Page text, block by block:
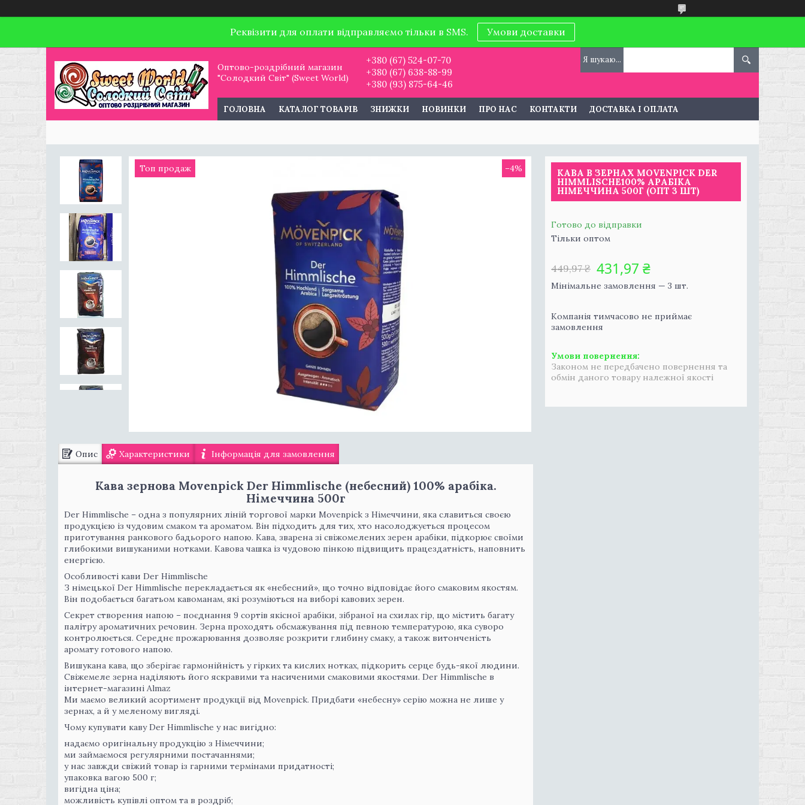
Реквізити для оплати відправляємо тільки в SMS. Умови доставки
Оптово-роздрібний магазин
"Солодкий Світ" (Sweet World)
+380 (67) 524-07-70
+380 (67) 638-88-99
+380 (93) 875-64-46
ГОЛОВНА КАТАЛОГ ТОВАРІВ ЗНИЖКИ НОВИНКИ ПРО НАС КОНТАКТИ ДОСТАВКА І ОПЛАТА
Топ продаж –4%
Опис Характеристики Інформація для замовлення
Кава зернова Movenpick Der Himmlische (небесний) 100% арабіка.
Німеччина 500г
Der Himmlische – одна з популярних ліній торгової марки Movenpick з Німеччини, яка славиться своєю
продукцією із чудовим смаком та ароматом. Він підходить для тих, хто насолоджується процесом
приготування ранкового бадьорого напою. Кава, зварена зі свіжомелених зерен арабіки, підкорює своїми
глибокими вишуканими нотками. Кавова чашка із чудовою пінкою підвищить працездатність, наповнить
енергією.
Особливості кави Der Himmlische
З німецької Der Himmlische перекладається як «небесний», що точно відповідає його смаковим якостям.
Він подобається багатьом кавоманам, які розуміються на виборі кавових зерен.
Секрет створення напою – поєднання 9 сортів якісної арабіки, зібраної на схилах гір, що містить багату
палітру ароматичних речовин. Зерна проходять обсмажування під певною температурою, яка суворо
контролюється. Середнє прожарювання дозволяє розкрити глибину смаку, а також витонченість
аромату готового напою.
Вишукана кава, що зберігає гармонійність у гірких та кислих нотках, підкорить серце будь-якої людини.
Свіжемеле зерна наділяють його яскравими та насиченими смаковими якостями. Der Himmlische в
інтернет-магазині Almaz
Ми маємо великий асортимент продукції від Movenpick. Придбати «небесну» серію можна не лише у
зернах, а й у меленому вигляді.
Чому купувати каву Der Himmlische у нас вигідно:
надаємо оригінальну продукцію з Німеччини;
ми займаємося регулярними постачаннями;
у нас завжди свіжий товар із гарними термінами придатності;
упаковка вагою 500 г;
вигідна ціна;
можливість купівлі оптом та в роздріб;
КАВА В ЗЕРНАХ MOVENPICK DER
HIMMLISCHE100% АРАБІКА
НІМЕЧЧИНА 500Г (ОПТ 3 ШТ)
Готово до відправки
Тільки оптом
449,97 ₴ 431,97 ₴
Мінімальне замовлення — 3 шт.
Компанія тимчасово не приймає
замовлення
Законом не передбачено повернення та
обмін даного товару належної якості